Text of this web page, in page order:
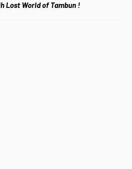
Lost World of Tambun !